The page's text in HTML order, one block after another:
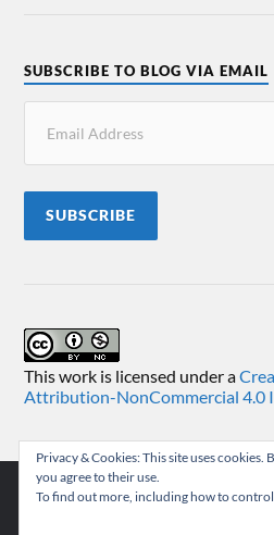
SUBSCRIBE TO BLOG VIA EMAIL
SUBSCRIBE
This work is licensed under a
Attribution-NonCommercial 4.0
© 2026TEMUKONCO
Privacy & Cookies: This site uses cookies.
you agree to their use.
To find out more, including how to control